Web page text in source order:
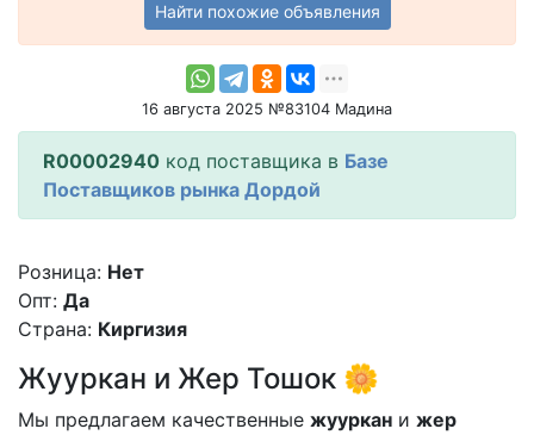
Найти похожие объявления
16 августа 2025 №83104 Мадина
R00002940 код поставщика в Базе
Поставщиков рынка Дордой
Розница: Нет
Опт: Да
Страна: Киргизия
Жууркан и Жер Тошок 🌼
Мы предлагаем качественные жууркан и жер